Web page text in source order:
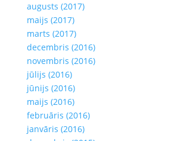
augusts (2017)
maijs (2017)
marts (2017)
decembris (2016)
novembris (2016)
jūlijs (2016)
jūnijs (2016)
maijs (2016)
februāris (2016)
janvāris (2016)